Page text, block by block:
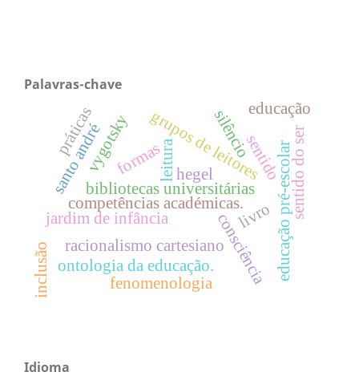
Palavras-chave
leitura
bibliotecas universitárias
grupos de leitores
competências académicas.
formas silênciosentidoeducação pré-escolar
jardim de infância
santo andré
consciência
vygotsky hegel sentido do ser
racionalismo cartesiano
ontologia da educação.
fenomenologia
educação
práticas
inclusão
livro
Idioma